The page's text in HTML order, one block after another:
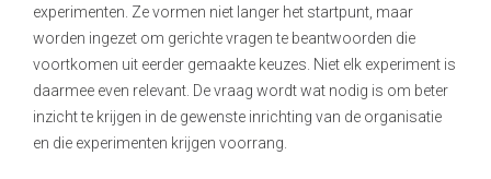
experimenten. Ze vormen niet langer het startpunt, maar
worden ingezet om gerichte vragen te beantwoorden die
voortkomen uit eerder gemaakte keuzes. Niet elk experiment is
daarmee even relevant. De vraag wordt wat nodig is om beter
inzicht te krijgen in de gewenste inrichting van de organisatie
en die experimenten krijgen voorrang.